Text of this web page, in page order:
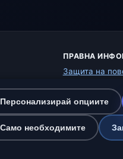
ПРАВНА
Защита на
Условия за
Отказ от
Помагаме на
Карта на сайта
Персонализирай опциите
Само необходимите